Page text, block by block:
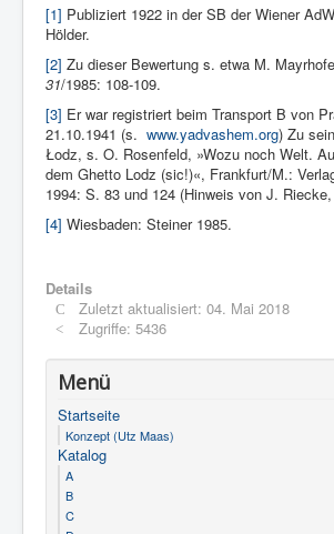
[1] Pu­bliziert 1922 in der SB der Wiener
Hölder.
[2] Zu dieser Bewertung s. etwa M.
31/1985: 108-109.
[3] Er war registriert beim Transport B von
21.10.1941 (s. www.yadvashem.org) Zu
Łodz, s. O. Rosenfeld, »Wozu noch Welt.
dem Ghetto Lodz (sic!)«, Frankfurt/M.:
1994: S. 83 und 124 (Hinweis von J.
[4] Wiesbaden: Steiner 1985.
Details
Zuletzt aktualisiert: 04. Mai 2018
Zugriffe: 5436
Menü
Startseite
Konzept (Utz Maas)
Katalog
A
B
C